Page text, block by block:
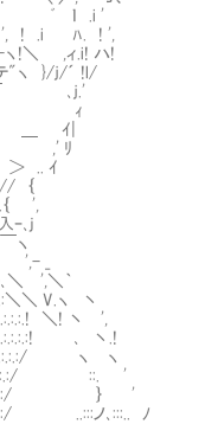
.i '
ﾊ. ! ',
.i! ハ!
}/ｊ/´ !l/
.' 待たせた
! ｨ
れより魔獣た
,' ﾘ
.. ｲ
',
ｰ､j
_
＼｀
ヽ 丶
＼! 丶 ',
､ 丶.!
ヽ ヽ
:.:.:.:.:/ ::. '
｝ '
..:::ノ､:::.. ﾉ